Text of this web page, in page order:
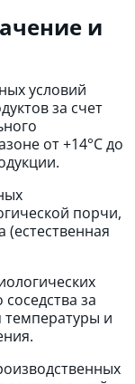
и
условий
за счет
от +14°C до
порчи,
(естественная
за
температуры и